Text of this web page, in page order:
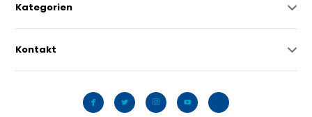
Kategorien
Kontakt